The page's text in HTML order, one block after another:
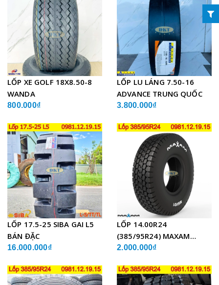
LỐP XE GOLF 18X8.50-8
WANDA
800.000₫
LỐP LU LÁNG 7.50-16
ADVANCE TRUNG QUỐC
3.800.000₫
LỐP 17.5-25 SIBA GAI L5
BÁN ĐẶC
16.000.000₫
LỐP 14.00R24
(385/95R24) MAXAM
MSVO1 BỐ THÉP LẮP XE
2.000.000₫